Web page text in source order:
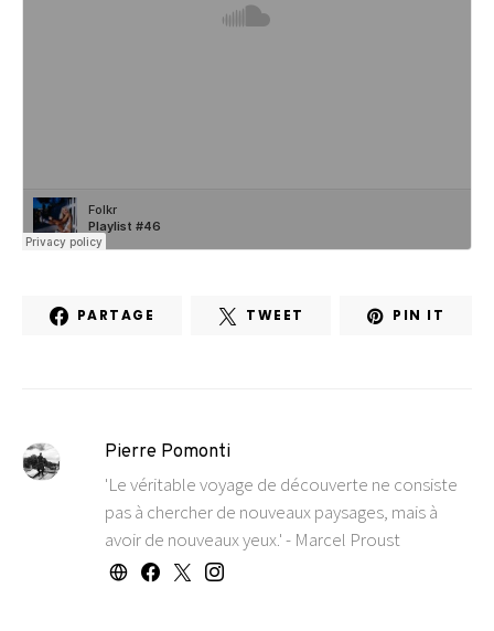
PARTAGE TWEET PIN IT
Pierre Pomonti
'Le véritable voyage de découverte ne consiste
pas à chercher de nouveaux paysages, mais à
avoir de nouveaux yeux.' - Marcel Proust